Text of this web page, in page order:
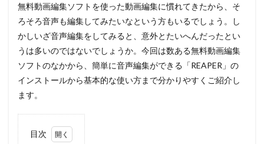
無料動画編集ソフトを使った動画編集に慣れてきたから、そ
ろそろ音声も編集してみたいなという方もいるでしょう。し
かしいざ音声編集をしてみると、意外とたいへんだったとい
うは多いのではないでしょうか。今回は数ある無料動画編集
ソフトのなかから、簡単に音声編集ができる「REAPER」の
インストールから基本的な使い方まで分かりやすくご紹介し
ます。
目次